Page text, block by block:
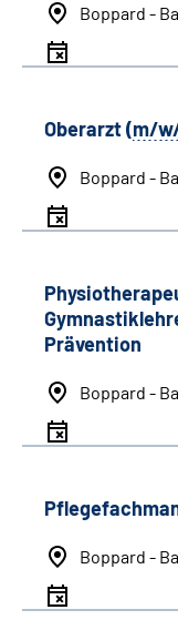
Boppard -
Oberarzt (m/
Boppard -
Prävention
Boppard -
Boppard -